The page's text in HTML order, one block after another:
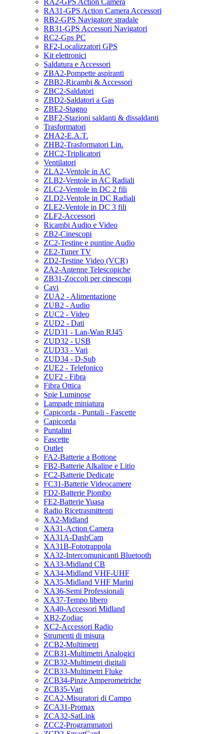
RA2-GPS Action Camera
RA31-GPS Action Camera Accessori
RB2-GPS Navigatore stradale
RB31-GPS Accessori Navigatori
RC2-Gps PC
RF2-Localizzatori GPS
Kit elettronici
Saldatura e Accessori
ZBA2-Pompette aspiranti
ZBB2-Ricambi & Accessori
ZBC2-Saldatori
ZBD2-Saldatori a Gas
ZBE2-Stagno
ZBF2-Stazioni saldanti & dissaldanti
Trasformatori
ZHA2-E.A.T.
ZHB2-Trasformatori Lin.
ZHC2-Triplicatori
Ventilatori
ZLA2-Ventole in AC
ZLB2-Ventole in AC Radiali
ZLC2-Ventole in DC 2 fili
ZLD2-Ventole in DC Radiali
ZLE2-Ventole in DC 3 fili
ZLF2-Accessori
Ricambi Audio e Video
ZB2-Cinescopi
ZC2-Testine e puntine Audio
ZE2-Tuner TV
ZD2-Testine Video (VCR)
ZA2-Antenne Telescopiche
ZB31-Zoccoli per cinescopi
Cavi
ZUA2 - Alimentazione
ZUB2 - Audio
ZUC2 - Video
ZUD2 - Dati
ZUD31 - Lan-Wan RJ45
ZUD32 - USB
ZUD33 - Vari
ZUD34 - D-Sub
ZUE2 - Telefonico
ZUF2 - Fibra
Fibra Ottica
Spie Luminose
Lampade miniatura
Capicorda - Puntali - Fascette
Capicorda
Puntalini
Fascette
Outlet
FA2-Batterie a Bottone
FB2-Batterie Alkaline e Litio
FC2-Batterie Dedicate
FC31-Batterie Videocamere
FD2-Batterie Piombo
FE2-Batterie Yuasa
Radio Ricetrasmittenti
XA2-Midland
XA31-Action Camera
XA31A-DashCam
XA31B-Fototrappola
XA32-Intercomunicanti Bluetooth
XA33-Midland CB
XA34-Midland VHF-UHF
XA35-Midland VHF Marini
XA36-Semi Professionali
XA37-Tempo libero
XA40-Accessori Midland
XB2-Zodiac
XC2-Accessori Radio
Strumenti di misura
ZCB2-Multimetri
ZCB31-Multimetri Analogici
ZCB32-Multimetri digitali
ZCB33-Multimetri Fluke
ZCB34-Pinze Amperometriche
ZCB35-Vari
ZCA2-Misuratori di Campo
ZCA31-Promax
ZCA32-SatLink
ZCC2-Programmatori